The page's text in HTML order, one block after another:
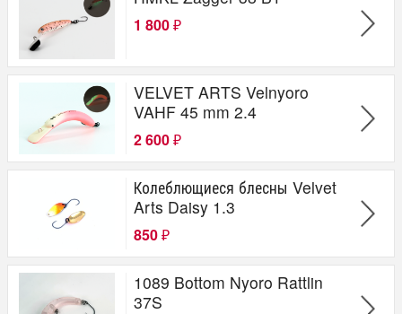
1 800 ₽
VELVET ARTS Velnyoro
VAHF 45 mm 2.4
2 600 ₽
Колеблющиеся блесны Velvet
Arts Daisy 1.3
850 ₽
1089 Bottom Nyoro Rattlin
37S